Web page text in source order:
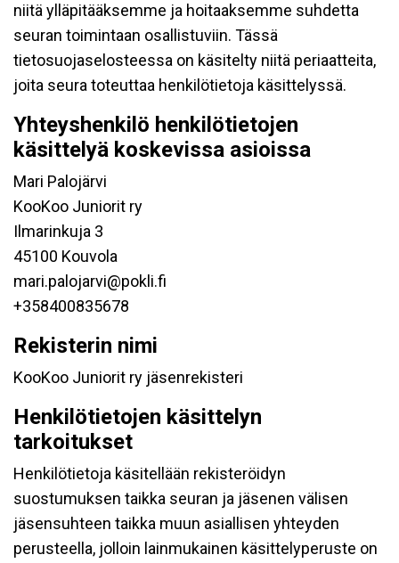
niitä ylläpitääksemme ja hoitaaksemme suhdetta
seuran toimintaan osallistuviin. Tässä
tietosuojaselosteessa on käsitelty niitä periaatteita,
joita seura toteuttaa henkilötietoja käsittelyssä.
Yhteyshenkilö henkilötietojen
käsittelyä koskevissa asioissa
Mari Palojärvi
KooKoo Juniorit ry
Ilmarinkuja 3
45100 Kouvola
mari.palojarvi@pokli.fi
+358400835678
Rekisterin nimi
KooKoo Juniorit ry jäsenrekisteri
Henkilötietojen käsittelyn
tarkoitukset
Henkilötietoja käsitellään rekisteröidyn
suostumuksen taikka seuran ja jäsenen välisen
jäsensuhteen taikka muun asiallisen yhteyden
perusteella, jolloin lainmukainen käsittelyperuste on